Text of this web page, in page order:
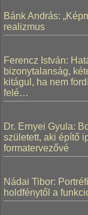
Bánk András:
realizmus
Ferencz István:
bizonytalanság,
kitágul, ha nem
felé…
Dr. Ernyei Gyula:
született, aki építő
formatervezővé
Nádai Tibor:
holdfénytől a